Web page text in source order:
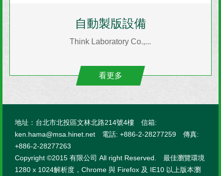
自動製版設備
Think Laboratory Co.,...
看更多
地址：台北市北投區文林北路214號4樓 信箱:
ken.hama@msa.hinet.net 電話: +886-2-28277259 傳真:
+886-2-28277263
Copyright ©2015 有限公司 All right Reserved. 最佳瀏覽環境
1280 x 1024解析度，Chrome 與 Firefox 及 IE10 以上版本瀏